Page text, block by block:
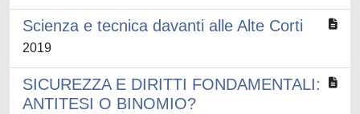
Scienza e tecnica davanti alle Alte Corti
2019
SICUREZZA E DIRITTI FONDAMENTALI:
ANTITESI O BINOMIO?